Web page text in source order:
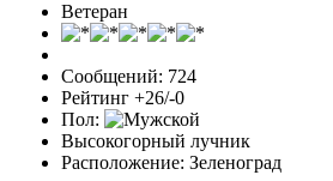
Ветеран
Сообщений: 724
Рейтинг +26/-0
Пол:
Высокогорный лучник
Расположение: Зеленоград